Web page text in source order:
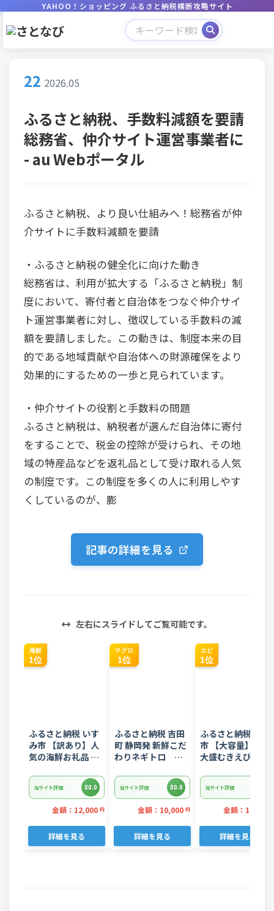
YAHOO！ショッピング ふるさと納税横断攻略サイト
22 2026.05
ふるさと納税、手数料減額を要請
総務省、仲介サイト運営事業者に
- au Webポータル
ふるさと納税、より良い仕組みへ！総務省が仲
介サイトに手数料減額を要請
・ふるさと納税の健全化に向けた動き
総務省は、利用が拡大する「ふるさと納税」制
度において、寄付者と自治体をつなぐ仲介サイ
ト運営事業者に対し、徴収している手数料の減
額を要請しました。この動きは、制度本来の目
的である地域貢献や自治体への財源確保をより
効果的にするための一歩と見られています。
・仲介サイトの役割と手数料の問題
ふるさと納税は、納税者が選んだ自治体に寄付
をすることで、税金の控除が受けられ、その地
域の特産品などを返礼品として受け取れる人気
の制度です。この制度を多くの人に利用しやす
くしているのが、膨
記事の詳細を見る
左右にスライドしてご覧可能です。
海鮮
1位
ふるさと納税 いす
み市 【訳あり】人
気の海鮮お礼品 チ
り落とし(端材)約
3kg
当サイト評価 80.0
金額：12,000 円
詳細を見る
マグロ
1位
ふるさと納税 吉田
町 静岡発 新鮮こだ
わりネギトロ
り)のセット
当サイト評価 80.0
金額：10,000 円
詳細を見る
エビ
1位
ふるさと納税 西尾
市 【大容量】特大
大盛むきえび
当サイト評価
金額：12,000
詳細を見る